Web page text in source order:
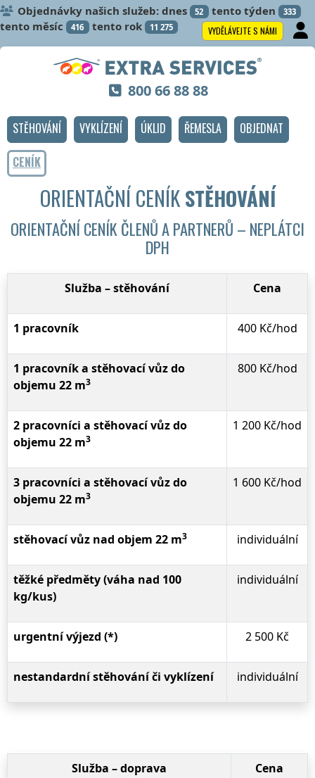
Objednávky našich služeb: dnes 52 tento týden 333
tento měsíc 416 tento rok 11 275 VYDĚLÁVEJTE S NÁMI
STĚHOVÁNÍ VYKLÍZENÍ ÚKLID ŘEMESLA
OBJEDNAT
CENÍK
ORIENTAČNÍ CENÍKSTĚHOVÁNÍ
ORIENTAČNÍ CENÍK ČLENŮ A PARTNERŮ – NEPLÁTCI
DPH
Služba –stěhování Cena
1 pracovník 400 Kč/hod
1 pracovník a stěhovací vůz do
objemu 22 m3
800 Kč/hod
2 pracovníci a stěhovací vůz do
objemu 22 m3
1 200 Kč/hod
3 pracovníci a stěhovací vůz do
objemu 22 m3
1 600 Kč/hod
stěhovací vůz nad objem 22 m3 individuální
těžké předměty(váha nad 100
kg/kus)
individuální
urgentní výjezd (*) 2 500 Kč
nestandardní stěhování či vyklízení individuální
Služba – doprava Cena
800 66 88 88